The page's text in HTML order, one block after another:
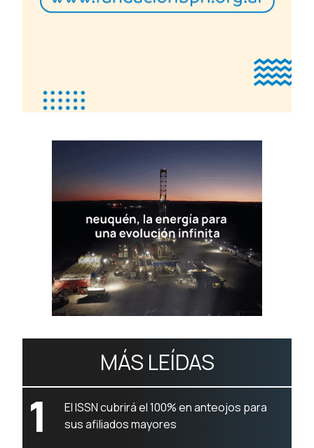
MÁS LEÍDAS
1
El ISSN cubrirá el 100% en anteojos para
sus afiliados mayores